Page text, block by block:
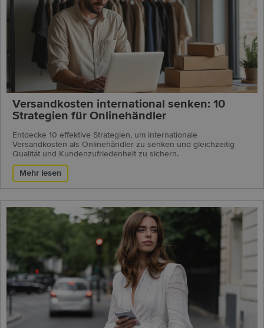
Versandkosten international senken: 10
Strategien für Onlinehändler
Entdecke 10 effektive Strategien, um internationale
Versandkosten als Onlinehändler zu senken und gleichzeitig
Qualität und Kundenzufriedenheit zu sichern.
Mehr lesen